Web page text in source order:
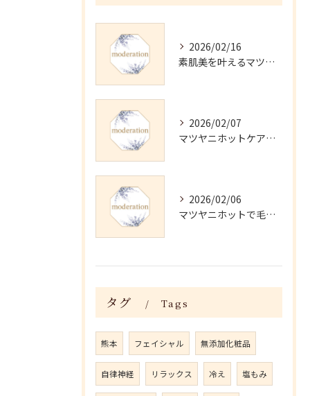
2026/02/16
素肌美を叶えるマツヤニホットセラピーの効果
2026/02/07
マツヤニホットケアの正しい使い方と継続法
2026/02/06
マツヤニホットで毛穴・くすみ改善術
タグ Tags
熊本 フェイシャル 無添加化粧品
自律神経 リラックス 冷え 塩もみ